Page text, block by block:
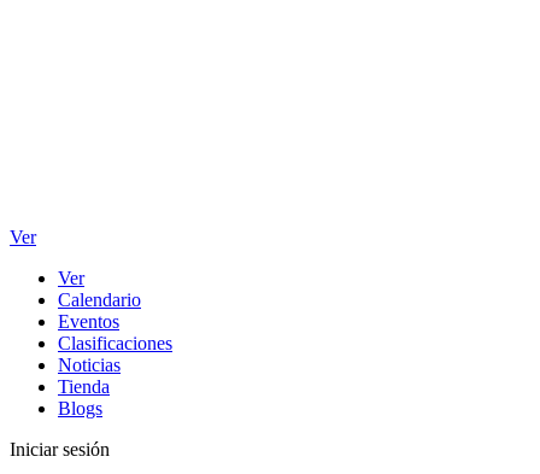
Ver
Ver
Calendario
Eventos
Clasificaciones
Noticias
Tienda
Blogs
Iniciar sesión